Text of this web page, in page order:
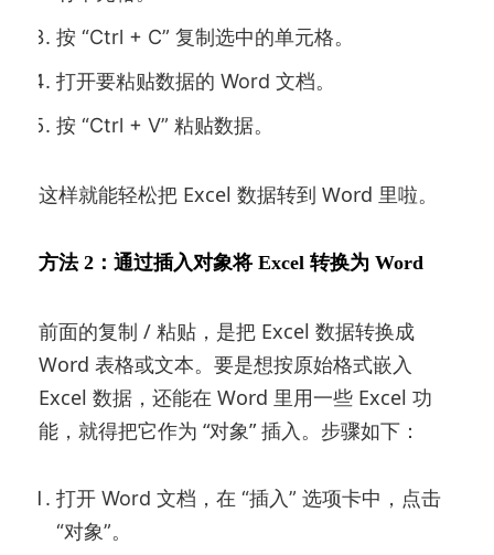
按 “Ctrl + C” 复制选中的单元格。
打开要粘贴数据的 Word 文档。
按 “Ctrl + V” 粘贴数据。
这样就能轻松把 Excel 数据转到 Word 里啦。
方法 2：通过插入对象将 Excel 转换为 Word
前面的复制 / 粘贴，是把 Excel 数据转换成
Word 表格或文本。要是想按原始格式嵌入
Excel 数据，还能在 Word 里用一些 Excel 功
能，就得把它作为 “对象” 插入。步骤如下：
打开 Word 文档，在 “插入” 选项卡中，点击
“对象”。